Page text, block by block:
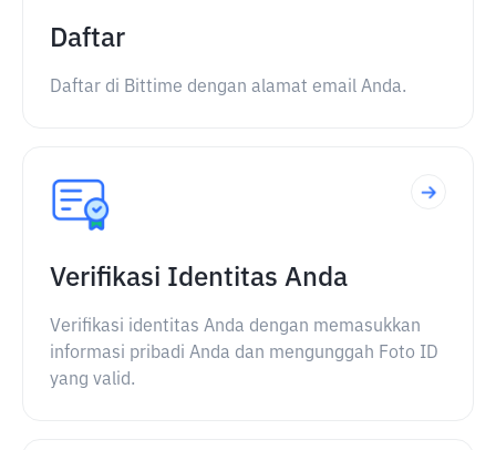
Daftar
Daftar di Bittime dengan alamat email Anda.
Verifikasi Identitas Anda
Verifikasi identitas Anda dengan memasukkan
informasi pribadi Anda dan mengunggah Foto ID
yang valid.